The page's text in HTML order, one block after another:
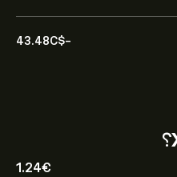
؟
1.24‎€‎
-43.48‎C$‎